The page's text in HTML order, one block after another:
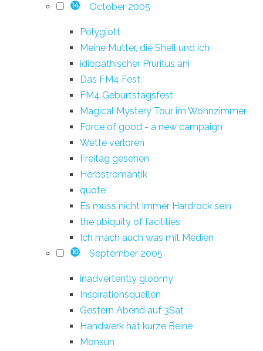
14 October 2005
Polyglott
Meine Mutter, die Shell und ich
idiopathischer Pruritus ani
Das FM4 Fest
FM4 Geburtstagsfest
Magical Mystery Tour im Wohnzimmer
Force of good - a new campaign
Wette verloren
Freitag gesehen
Herbstromantik
quote
Es muss nicht immer Hardrock sein
the ubiquity of facilities
Ich mach auch was mit Medien
10 September 2005
inadvertently gloomy
Inspirationsquellen
Gestern Abend auf 3Sat
Handwerk hat kurze Beine
Monsun